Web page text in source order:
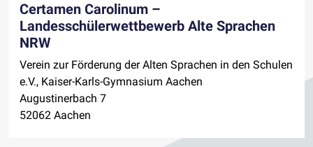
Certamen Carolinum –
Landesschülerwettbewerb Alte Sprachen
NRW
Verein zur Förderung der Alten Sprachen in den Schulen
e.V., Kaiser-Karls-Gymnasium Aachen
Augustinerbach 7
52062 Aachen